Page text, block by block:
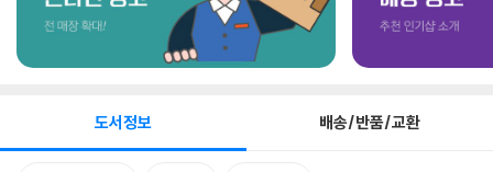
도서정보 배송/반품/교환